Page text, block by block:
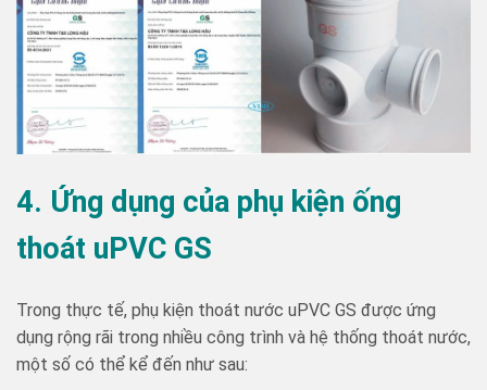
4. Ứng dụng của phụ kiện ống
thoát uPVC GS
Trong thực tế, phụ kiện thoát nước uPVC GS được ứng
dụng rộng rãi trong nhiều công trình và hệ thống thoát nước,
một số có thể kể đến như sau: